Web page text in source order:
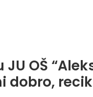
OŠ
dobro,